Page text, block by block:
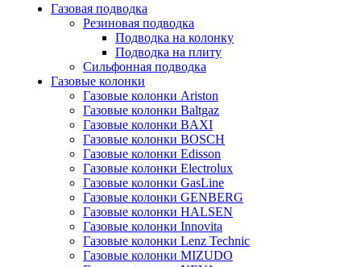
Газовая подводка
Резиновая подводка
Подводка на колонку
Подводка на плиту
Сильфонная подводка
Газовые колонки
Газовые колонки Ariston
Газовые колонки Baltgaz
Газовые колонки BAXI
Газовые колонки BOSCH
Газовые колонки Edisson
Газовые колонки Electrolux
Газовые колонки GasLine
Газовые колонки GENBERG
Газовые колонки HALSEN
Газовые колонки Innovita
Газовые колонки Lenz Technic
Газовые колонки MIZUDO